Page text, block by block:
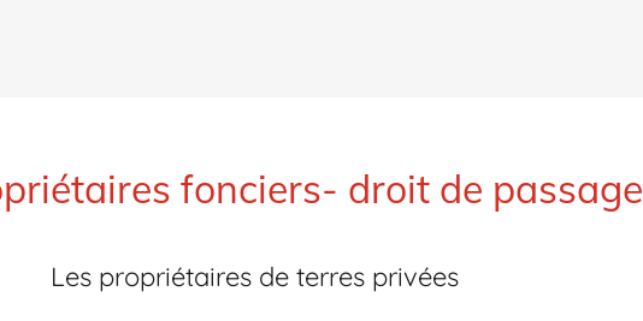
fonciers- droit de passage
Les propriétaires de terres privées